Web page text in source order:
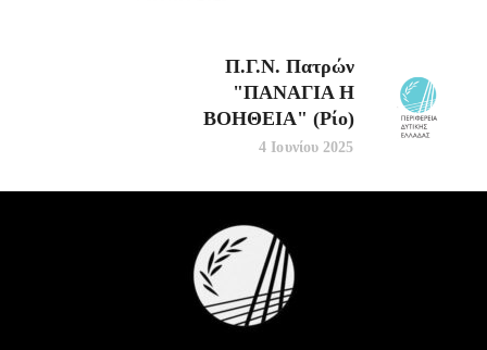
Π.Γ.Ν. Πατρών
"ΠΑΝΑΓΙΑ Η
ΒΟΗΘΕΙΑ" (Ρίο)
4 Ιουνίου 2025